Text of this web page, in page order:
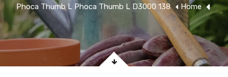
Home
Phoca Thumb L Phoca Thumb L D3000 138